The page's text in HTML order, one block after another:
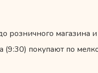
магазина
(9:30) покупают по